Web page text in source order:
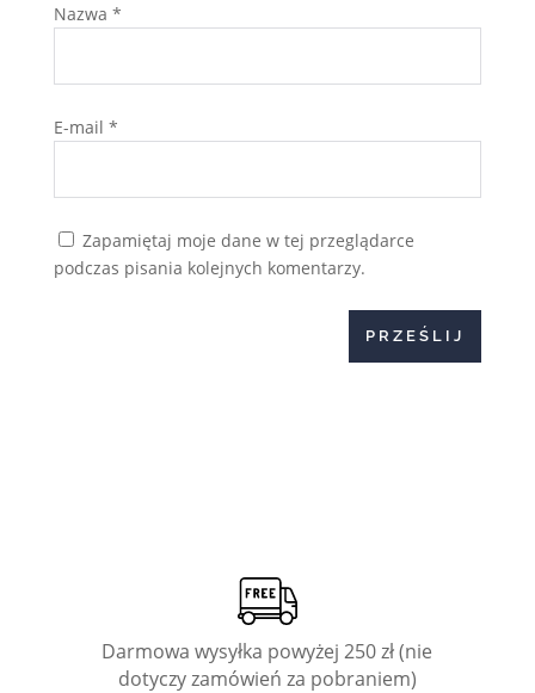
Nazwa *
E-mail *
Zapamiętaj moje dane w tej przeglądarce
podczas pisania kolejnych komentarzy.
PRZEŚLIJ
Darmowa wysyłka powyżej 250 zł (nie
dotyczy zamówień za pobraniem)